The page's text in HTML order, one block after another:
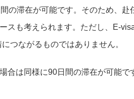
の滞在が可能です。そのため、赴
スも考えられます。ただし、E-
つながるものではありません。
合は同様に90日間の滞在が可能で